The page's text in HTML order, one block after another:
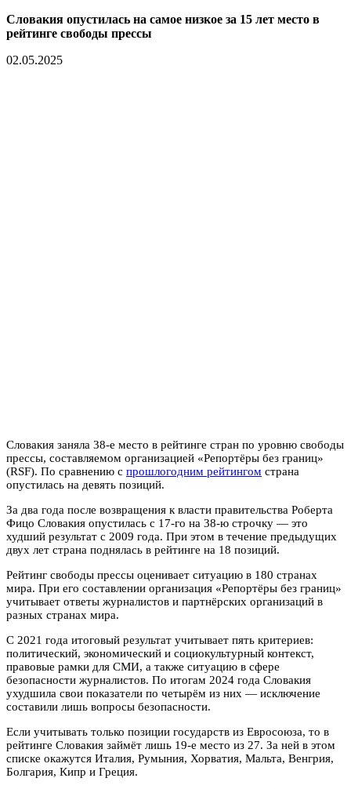
Словакия опустилась на самое низкое за 15 лет место в
рейтинге свободы прессы
02.05.2025
Словакия заняла 38-е место в рейтинге стран по уровню свободы
прессы, составляемом организацией «Репортёры без границ»
(RSF). По сравнению с прошлогодним рейтингом страна
опустилась на девять позиций.
За два года после возвращения к власти правительства Роберта
Фицо Словакия опустилась с 17-го на 38-ю строчку — это
худший результат с 2009 года. При этом в течение предыдущих
двух лет страна поднялась в рейтинге на 18 позиций.
Рейтинг свободы прессы оценивает ситуацию в 180 странах
мира. При его составлении организация «Репортёры без границ»
учитывает ответы журналистов и партнёрских организаций в
разных странах мира.
С 2021 года итоговый результат учитывает пять критериев:
политический, экономический и социокультурный контекст,
правовые рамки для СМИ, а также ситуацию в сфере
безопасности журналистов. По итогам 2024 года Словакия
ухудшила свои показатели по четырём из них — исключение
составили лишь вопросы безопасности.
Если учитывать только позиции государств из Евросоюза, то в
рейтинге Словакия займёт лишь 19-е место из 27. За ней в этом
списке окажутся Италия, Румыния, Хорватия, Мальта, Венгрия,
Болгария, Кипр и Греция.